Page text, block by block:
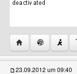
Website dieses
23.09.2012 um 09:40